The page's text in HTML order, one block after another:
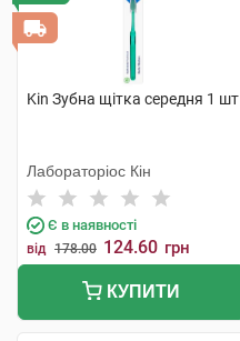
Kin Зубна щітка середня 1 шт
Лабораторіос Кін
Є в наявності
від 178.00 124.60 грн
КУПИТИ